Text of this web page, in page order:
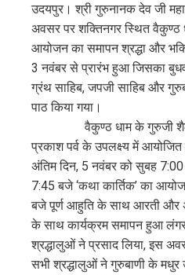
उदयपुर। श्री गुरुनानक देव जी
अवसर पर शक्तिनगर स्थित वैकुण्ठ
आयोजन का समापन श्रद्धा और
3 नवंबर से प्रारंभ हुआ जिसका
ग्रंथ साहिब, जपजी साहिब और
पाठ किया गया।
वैकुण्ठ धाम के गुरुजी शैलेश
प्रकाश पर्व के उपलक्ष्य में
अंतिम दिन, 5 नवंबर को सुबह 7:00
7:45 बजे ‘कथा कार्तिक’ का
बजे पूर्ण आहुति के साथ आरती और
के साथ कार्यक्रम समापन हुआ
श्रद्धालुओं ने प्रसाद लिया, इस
सभी श्रद्धालुओं ने गुरुबाणी के मधुर